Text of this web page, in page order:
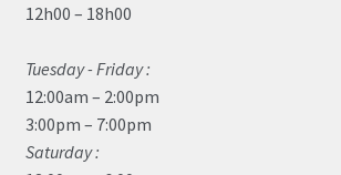
12h00 – 18h00
Tuesday - Friday :
12:00am – 2:00pm
3:00pm – 7:00pm
Saturday :